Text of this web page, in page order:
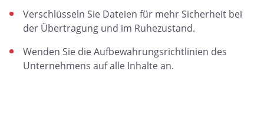
Verschlüsseln Sie Dateien für mehr Sicherheit bei
der Übertragung und im Ruhezustand.
Wenden Sie die Aufbewahrungsrichtlinien des
Unternehmens auf alle Inhalte an.